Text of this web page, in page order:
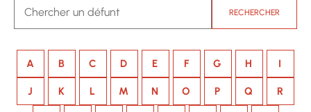
RECHERCHER
A B C D E F G H I
J K L M N O P Q R